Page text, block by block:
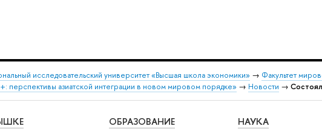
исследовательский университет «Высшая школа экономики» → Факультет
перспективы азиатской интеграции в новом мировом порядке» → Новости →
ОБРАЗОВАНИЕ НАУКА